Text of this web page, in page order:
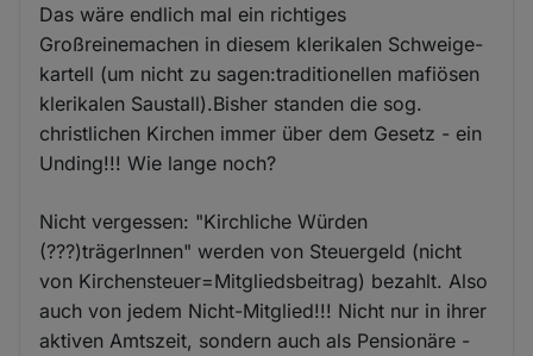
Das wäre endlich mal ein richtiges
Großreinemachen in diesem klerikalen Schweige-
kartell (um nicht zu sagen:traditionellen mafiösen
klerikalen Saustall).Bisher standen die sog.
christlichen Kirchen immer über dem Gesetz - ein
Unding!!! Wie lange noch?
Nicht vergessen: "Kirchliche Würden
(???)trägerInnen" werden von Steuergeld (nicht
von Kirchensteuer=Mitgliedsbeitrag) bezahlt. Also
auch von jedem Nicht-Mitglied!!! Nicht nur in ihrer
aktiven Amtszeit, sondern auch als Pensionäre -